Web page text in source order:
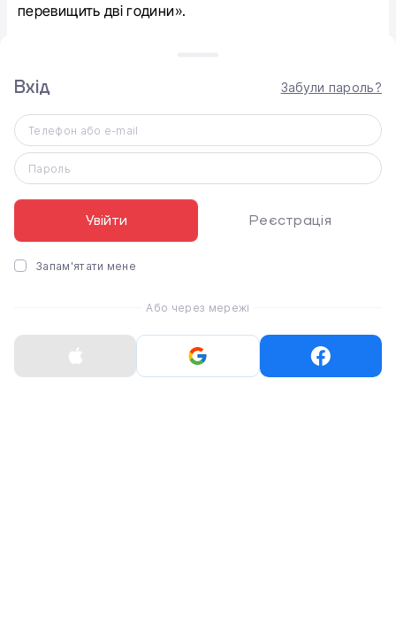
перевищить дві години».
анонсовано
iOS 16, iPadOS 16, macOS 13 Ventura,
оновлений ‌MacBook Air‌.
Apple транслюватиме WWDC 2023 у прямому ефірі
на своєму веб-сайті та на каналі YouTube.
Вхід Забули пароль?
Телефон або e-mail
Пароль
Увійти Реєстрація
Запам'ятати мене
Або через мережі